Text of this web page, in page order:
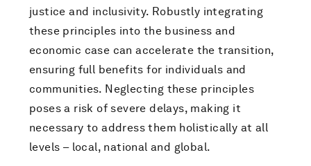
justice and inclusivity. Robustly integrating
these principles into the business and
economic case can accelerate the transition,
ensuring full benefits for individuals and
communities. Neglecting these principles
poses a risk of severe delays, making it
necessary to address them holistically at all
levels – local, national and global.